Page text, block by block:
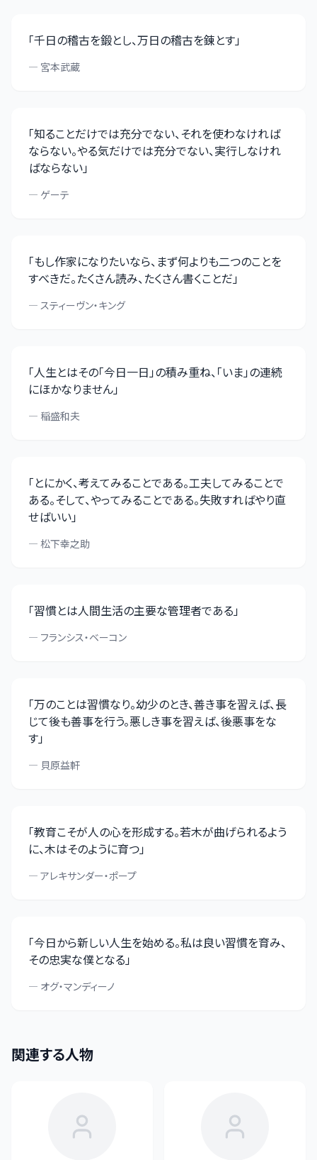
「千日の稽古を鍛とし、万日の稽古を錬とす」
— 宮本武蔵
「知ることだけでは充分でない、それを使わなければ
ならない。やる気だけでは充分でない、実行しなけれ
ばならない」
— ゲーテ
「もし作家になりたいなら、まず何よりも二つのことを
すべきだ。たくさん読み、たくさん書くことだ」
— スティーヴン・キング
「人生とはその「今日一日」の積み重ね、「いま」の連続
にほかなりません」
— 稲盛和夫
「とにかく、考えてみることである。工夫してみることで
ある。そして、やってみることである。失敗すればやり直
せばいい」
— 松下幸之助
「習慣とは人間生活の主要な管理者である」
— フランシス・ベーコン
「万のことは習慣なり。幼少のとき、善き事を習えば、長
じて後も善事を行う。悪しき事を習えば、後悪事をな
す」
— 貝原益軒
「教育こそが人の心を形成する。若木が曲げられるよう
に、木はそのように育つ」
— アレキサンダー・ポープ
「今日から新しい人生を始める。私は良い習慣を育み、
その忠実な僕となる」
— オグ・マンディーノ
関連する人物